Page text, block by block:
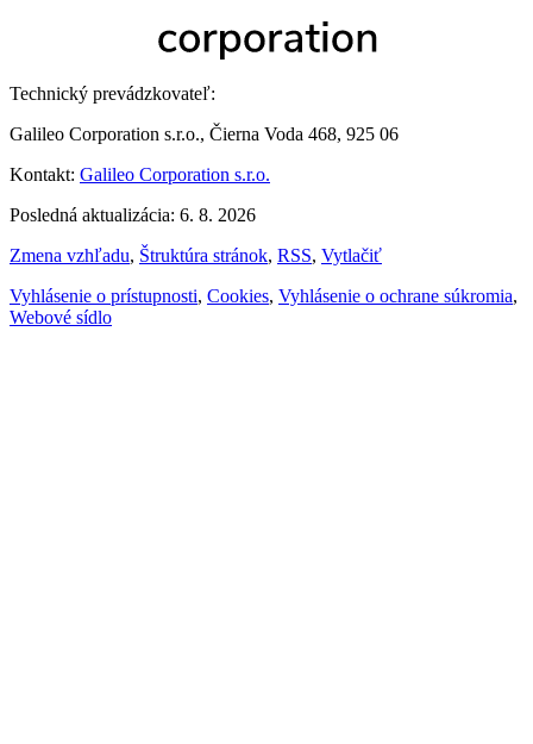
Technický prevádzkovateľ:
Galileo Corporation s.r.o., Čierna Voda 468, 925 06
Kontakt: Galileo Corporation s.r.o.
Posledná aktualizácia: 6. 8. 2026
Zmena vzhľadu, Štruktúra stránok, RSS, Vytlačiť
Vyhlásenie o prístupnosti, Cookies, Vyhlásenie o ochrane súkromia,
Webové sídlo